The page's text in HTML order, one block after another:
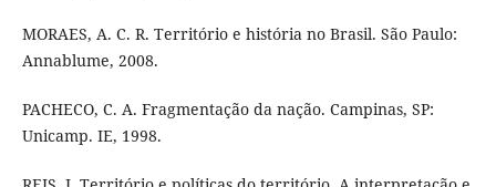
MORAES, A. C. R. Território e história no Brasil. São Paulo:
Annablume, 2008.
PACHECO, C. A. Fragmentação da nação. Campinas, SP:
Unicamp. IE, 1998.